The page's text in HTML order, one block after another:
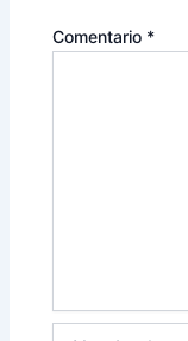
Comentario *